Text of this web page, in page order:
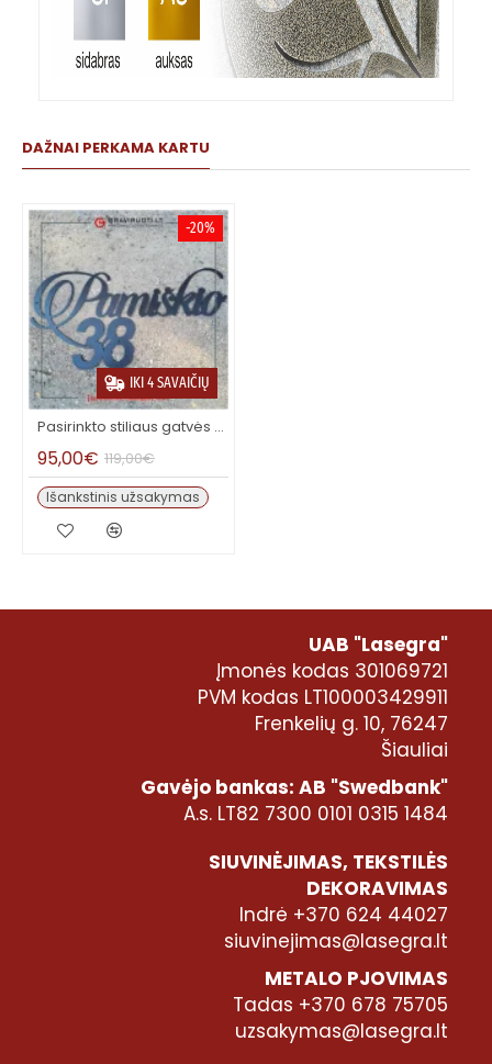
DAŽNAI PERKAMA KARTU
IKI 4 SAVAIČIŲ
-20%
Pasirinkto stiliaus gatvės užrašas ir namo numeris iš 4 mm plieno
95,00€ 119,00€
Išankstinis užsakymas
UAB "Lasegra"
Įmonės kodas 301069721
PVM kodas LT100003429911
Frenkelių g. 10, 76247
Šiauliai
Gavėjo bankas: AB "Swedbank"
A.s. LT82 7300 0101 0315 1484
SIUVINĖJIMAS, TEKSTILĖS
DEKORAVIMAS
Indrė +370 624 44027
siuvinejimas@lasegra.lt
METALO PJOVIMAS
Tadas +370 678 75705
uzsakymas@lasegra.lt